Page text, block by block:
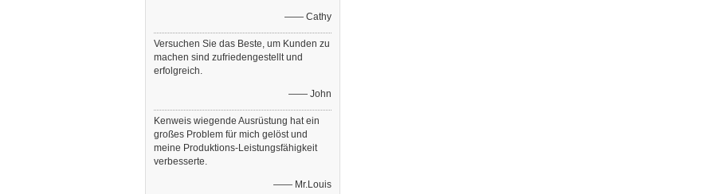
—— Cathy
Versuchen Sie das Beste, um Kunden zu
machen sind zufriedengestellt und
erfolgreich.
—— John
Kenweis wiegende Ausrüstung hat ein
großes Problem für mich gelöst und
meine Produktions-Leistungsfähigkeit
verbesserte.
—— Mr.Louis